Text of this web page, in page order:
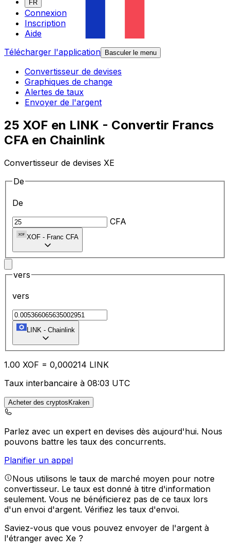
FR
Connexion
Inscription
Aide
Télécharger l'application
Basculer le menu
Convertisseur de devises
Graphiques de change
Alertes de taux
Envoyer de l'argent
25 XOF en LINK - Convertir Francs
CFA en Chainlink
Convertisseur de devises XE
De
De
CFA
XOF - Franc CFA
vers
vers
LINK - Chainlink
1.00 XOF = 0,000214 LINK
Taux interbancaire à 08:03 UTC
Acheter des cryptosKraken
Parlez avec un expert en devises dès aujourd'hui. Nous
pouvons battre les taux des concurrents.
Planifier un appel
Nous utilisons le taux de marché moyen pour notre
convertisseur. Le taux est donné à titre d'information
seulement. Vous ne bénéficierez pas de ce taux lors
d'un envoi d'argent. Vérifiez les taux d'envoi.
Saviez-vous que vous pouvez envoyer de l'argent à
l'étranger avec Xe ?